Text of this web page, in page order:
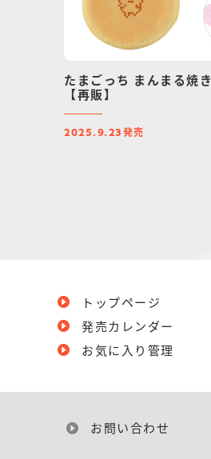
たまごっち まんまる焼き
【再販】
2025.9.23 発売
トップページ
発売カレンダー
お気に入り管理
お問い合わせ